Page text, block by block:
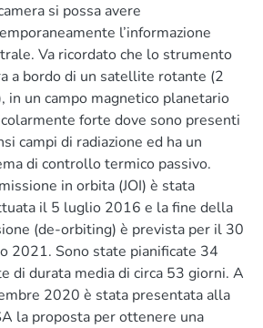
si possa avere
l’informazione
Va ricordato che lo strumento
a bordo di un satellite rotante (2
in un campo magnetico planetario
forte dove sono presenti
campi di radiazione ed ha un
di controllo termico passivo.
in orbita (JOI) è stata
il 5 luglio 2016 e la fine della
(de-orbiting) è prevista per il 30
2021. Sono state pianificate 34
di durata media di circa 53 giorni. A
2020 è stata presentata alla
la proposta per ottenere una